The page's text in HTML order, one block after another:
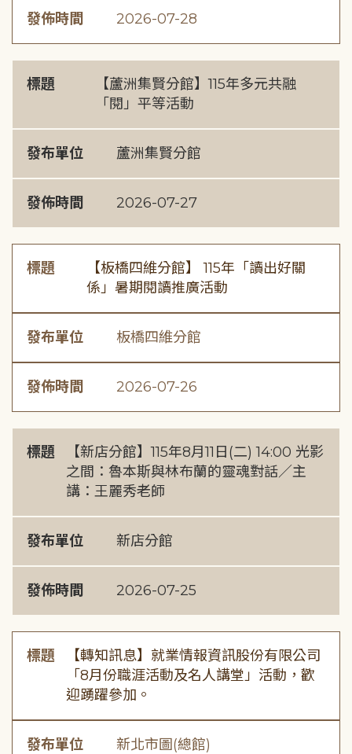
發佈時間 2026-07-28
標題
【蘆洲集賢分館】115年多元共融
「閱」平等活動
發布單位 蘆洲集賢分館
發佈時間 2026-07-27
標題
【板橋四維分館】 115年「讀出好關
係」暑期閱讀推廣活動
發布單位 板橋四維分館
發佈時間 2026-07-26
標題
【新店分館】115年8月11日(二) 14:00 光影
之間：魯本斯與林布蘭的靈魂對話／主
講：王麗秀老師
發布單位 新店分館
發佈時間 2026-07-25
標題
【轉知訊息】就業情報資訊股份有限公司
「8月份職涯活動及名人講堂」活動，歡
迎踴躍參加。
發布單位 新北市圖(總館)